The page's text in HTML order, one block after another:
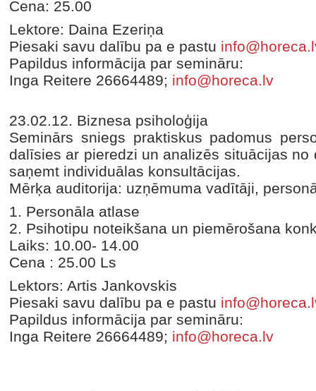
Cena: 25.00
Lektore: Daina Ezeriņa
Piesaki savu dalību pa e pastu
Papildus informācija par semināru:
Inga Reitere 26664489; info@horeca.lv
23.02.12. Biznesa psiholoģija
Seminārs sniegs praktiskus padomus
dalīsies ar pieredzi un analizēs situācijas
saņemt individuālas konsultācijas.
Mērķa auditorija: uzņēmuma vadītāji,
1. Personāla atlase
2. Psihotipu noteikšana un piemērošana
Laiks: 10.00- 14.00
Cena : 25.00 Ls
Lektors: Artis Jankovskis
Piesaki savu dalību pa e pastu
Papildus informācija par semināru:
Inga Reitere 26664489; info@horeca.lv